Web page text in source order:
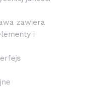
zawiera
i